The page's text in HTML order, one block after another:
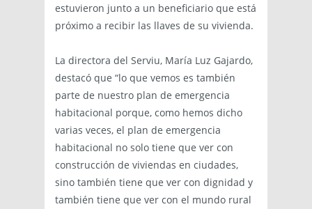
estuvieron junto a un beneficiario que está
próximo a recibir las llaves de su vivienda.
La directora del Serviu, María Luz Gajardo,
destacó que “lo que vemos es también
parte de nuestro plan de emergencia
habitacional porque, como hemos dicho
varias veces, el plan de emergencia
habitacional no solo tiene que ver con
construcción de viviendas en ciudades,
sino también tiene que ver con dignidad y
también tiene que ver con el mundo rural